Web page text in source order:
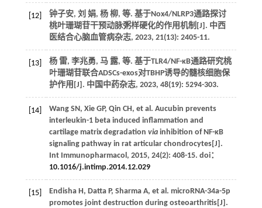
[12] 钟子安, 刘 娟, 杨 柳, 等. 基于Nox4/NLRP3通路探讨
桃叶珊瑚苷干预动脉粥样硬化的作用机制[J]. 中西
医结合心脑血管病杂志, 2023, 21(13): 2405-11.
[13] 杨 雷, 李兆勇, 马 露, 等. 基于TLR4/NF-κB通路研究桃
叶珊瑚苷联合ADSCs-exos对TBHP诱导的髓核细胞保
护作用[J]. 中国中药杂志, 2023, 48(19): 5294-303.
[14] Wang SN , Xie GP, Qin CH , et al . Aucubin prevents
interleukin-1 beta induced inflammation and
cartilage matrix degradation viainhibition of NF-κB
signaling pathway in rat articular chondrocytes[J].
Int Immunopharmacol , 2015, 24(2): 408-15. doi：
10.1016/j.intimp.2014.12.029
[15] Endisha H , Datta P, Sharma A, et al . microRNA-34a-5p
promotes joint destruction during osteoarthritis[J].